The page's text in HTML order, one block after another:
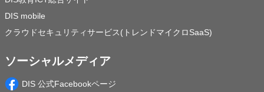
DIS mobile
クラウドセキュリティサービス(トレンドマイクロSaaS)
ソーシャルメディア
DIS 公式Facebookページ